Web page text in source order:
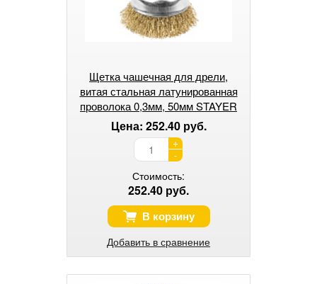
Щетка чашечная для дрели,
витая стальная латунированная
проволока 0,3мм, 50мм STAYER
"PROFESSIONAL".
Цена: 252.40 руб.
+
-
Стоимость:
252.40 руб.
В корзину
Добавить в сравнение